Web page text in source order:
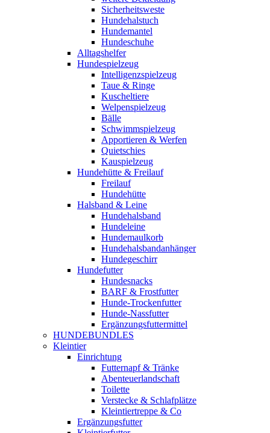
Sicherheitsweste
Hundehalstuch
Hundemantel
Hundeschuhe
Alltagshelfer
Hundespielzeug
Intelligenzspielzeug
Taue & Ringe
Kuscheltiere
Welpenspielzeug
Bälle
Schwimmspielzeug
Apportieren & Werfen
Quietschies
Kauspielzeug
Hundehütte & Freilauf
Freilauf
Hundehütte
Halsband & Leine
Hundehalsband
Hundeleine
Hundemaulkorb
Hundehalsbandanhänger
Hundegeschirr
Hundefutter
Hundesnacks
BARF & Frostfutter
Hunde-Trockenfutter
Hunde-Nassfutter
Ergänzungsfuttermittel
HUNDEBUNDLES
Kleintier
Einrichtung
Futternapf & Tränke
Abenteuerlandschaft
Toilette
Verstecke & Schlafplätze
Kleintiertreppe & Co
Ergänzungsfutter